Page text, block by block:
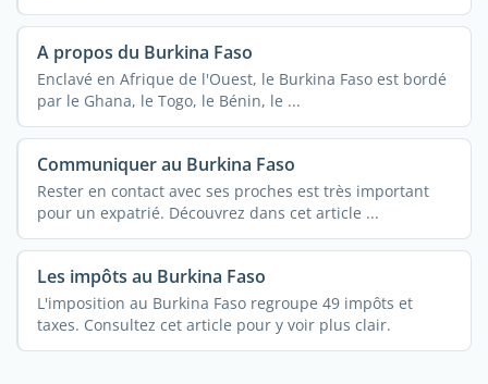
A propos du Burkina Faso
Enclavé en Afrique de l'Ouest, le Burkina Faso est bordé
par le Ghana, le Togo, le Bénin, le ...
Communiquer au Burkina Faso
Rester en contact avec ses proches est très important
pour un expatrié. Découvrez dans cet article ...
Les impôts au Burkina Faso
L'imposition au Burkina Faso regroupe 49 impôts et
taxes. Consultez cet article pour y voir plus clair.